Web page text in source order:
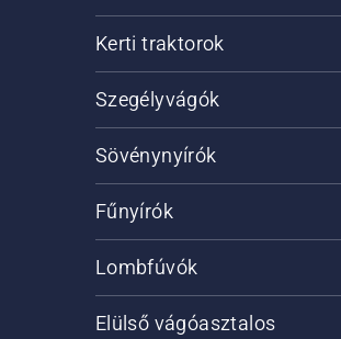
Kerti traktorok
Szegélyvágók
Sövénynyírók
Fűnyírók
Lombfúvók
Elülső vágóasztalos